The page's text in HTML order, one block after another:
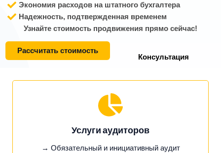
Экономия расходов на штатного бухгалтера
Надежность, подтвержденная временем
Узнайте стоимость продвижения прямо сейчас!
Рассчитать стоимость
Консультация
Услуги аудиторов
→ Обязательный и инициативный аудит